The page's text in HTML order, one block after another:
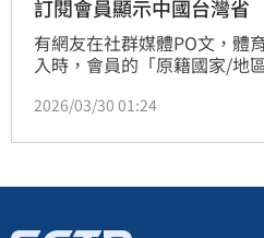
訂閱會員顯示中國台灣
有網友在社群媒體PO文，體
入時，會員的「原籍國家/地
總公司協助修正。
2026/03/30 01:24